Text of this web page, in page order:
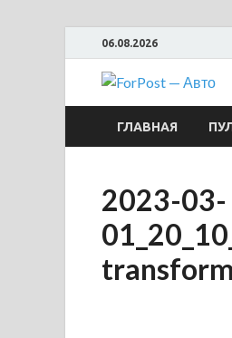
06.08.2026
ГЛАВНАЯ
2023-03-